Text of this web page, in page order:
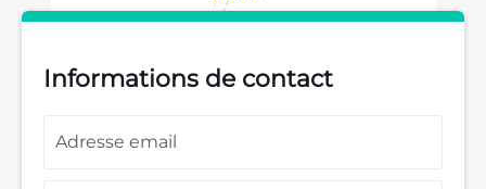
Informations de contact